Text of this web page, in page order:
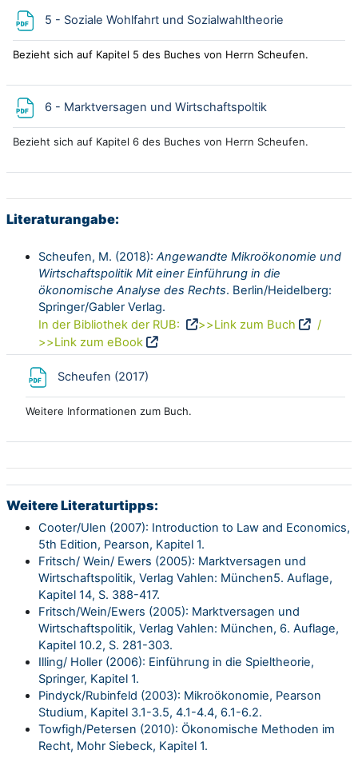
5 - Soziale Wohlfahrt und Sozialwahltheorie
Bezieht sich auf Kapitel 5 des Buches von Herrn Scheufen.
6 - Marktversagen und Wirtschaftspoltik
Bezieht sich auf Kapitel 6 des Buches von Herrn Scheufen.
Literaturangabe:
Scheufen, M. (2018): Angewandte Mikroökonomie und
Wirtschaftspolitik Mit einer Einführung in die
ökonomische Analyse des Rechts. Berlin/Heidelberg:
Springer/Gabler Verlag.
In der Bibliothek der RUB:
>>Link zum Buch
/
>>Link zum eBook
Scheufen (2017)
Weitere Informationen zum Buch.
Weitere Literaturtipps:
Cooter/Ulen (2007): Introduction to Law and Economics,
5th Edition, Pearson, Kapitel 1.
Fritsch/ Wein/ Ewers (2005): Marktversagen und
Wirtschaftspolitik, Verlag Vahlen: München5. Auflage,
Kapitel 14, S. 388-417.
Fritsch/Wein/Ewers (2005): Marktversagen und
Wirtschaftspolitik, Verlag Vahlen: München, 6. Auflage,
Kapitel 10.2, S. 281-303.
Illing/ Holler (2006): Einführung in die Spieltheorie,
Springer, Kapitel 1.
Pindyck/Rubinfeld (2003): Mikroökonomie, Pearson
Studium, Kapitel 3.1-3.5, 4.1-4.4, 6.1-6.2.
Towfigh/Petersen (2010): Ökonomische Methoden im
Recht, Mohr Siebeck, Kapitel 1.